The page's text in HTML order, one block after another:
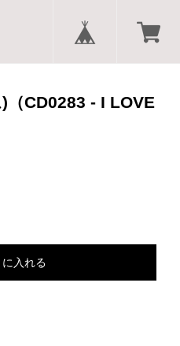
（CD0283 - I LOVE